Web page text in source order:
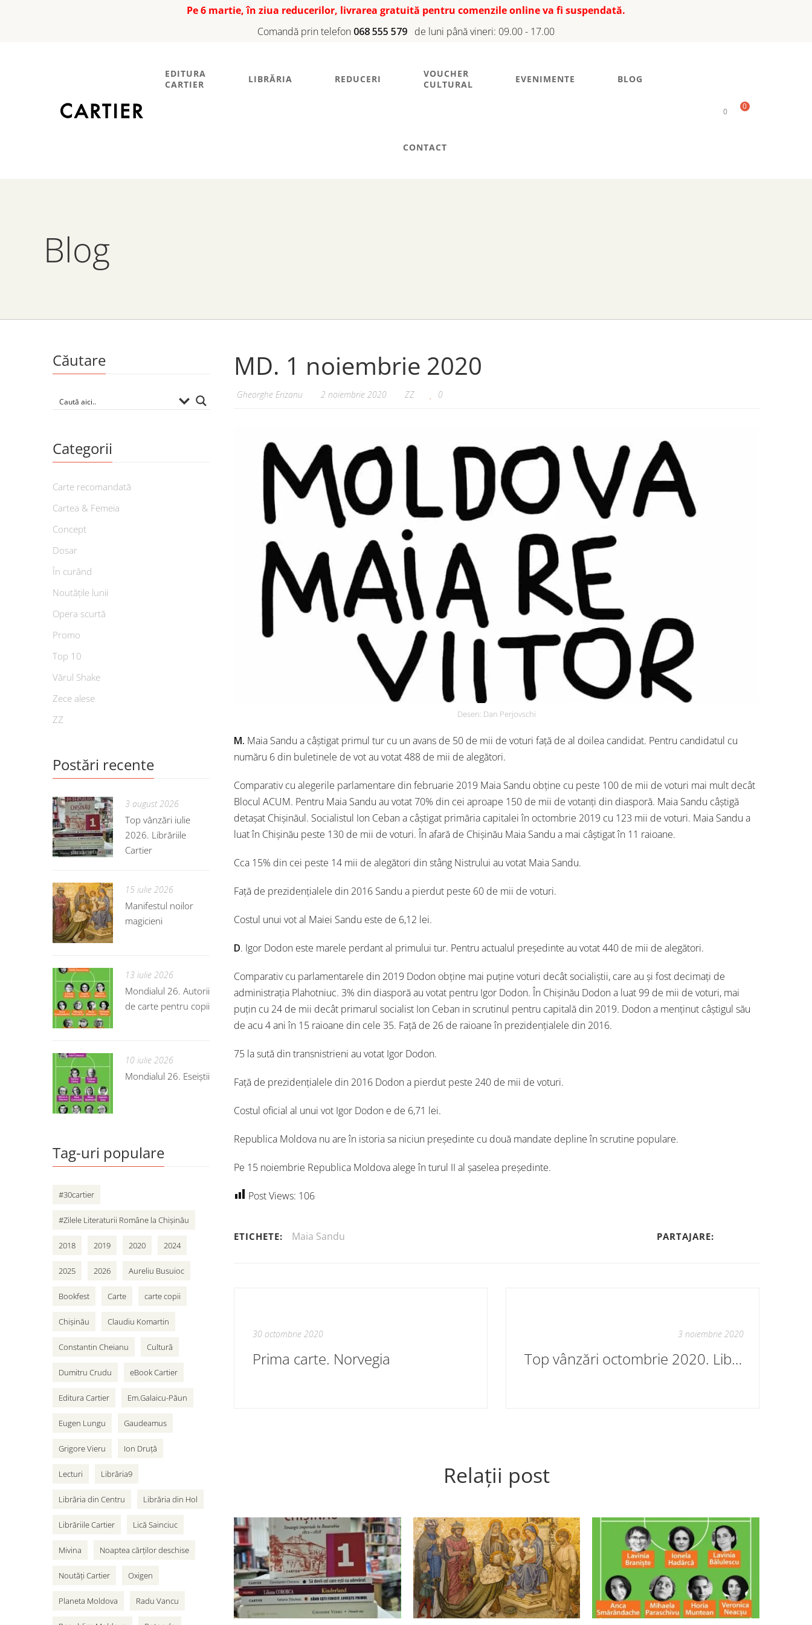
Pe 6 martie, în ziua reducerilor, livrarea gratuită pentru comenzile online va fi suspendată.
Comandă prin telefon 068 555 579 de luni până vineri: 09.00 - 17.00
EDITURA
CARTIER
LIBRĂRIA REDUCERI
VOUCHER
CULTURAL
EVENIMENTE BLOG
CONTACT
0
0
Blog
MD. 1 noiembrie 2020
Gheorghe Erizanu 2 noiembrie 2020 ZZ 0
Desen: Dan Perjovschi
M. Maia Sandu a câștigat primul tur cu un avans de 50 de mii de voturi față de al doilea candidat. Pentru candidatul cu
număru 6 din buletinele de vot au votat 488 de mii de alegători.
Comparativ cu alegerile parlamentare din februarie 2019 Maia Sandu obține cu peste 100 de mii de voturi mai mult decât
Blocul ACUM. Pentru Maia Sandu au votat 70% din cei aproape 150 de mii de votanți din diasporă. Maia Sandu câștigă
detașat Chișinăul. Socialistul Ion Ceban a câștigat primăria capitalei în octombrie 2019 cu 123 mii de voturi. Maia Sandu a
luat în Chișinău peste 130 de mii de voturi. În afară de Chișinău Maia Sandu a mai câștigat în 11 raioane.
Cca 15% din cei peste 14 mii de alegători din stâng Nistrului au votat Maia Sandu.
Față de prezidențialele din 2016 Sandu a pierdut peste 60 de mii de voturi.
Costul unui vot al Maiei Sandu este de 6,12 lei.
D. Igor Dodon este marele perdant al primului tur. Pentru actualul președinte au votat 440 de mii de alegători.
Comparativ cu parlamentarele din 2019 Dodon obține mai puține voturi decât socialiștii, care au și fost decimați de
administrația Plahotniuc. 3% din diasporă au votat pentru Igor Dodon. În Chișinău Dodon a luat 99 de mii de voturi, mai
puțin cu 24 de mii decât primarul socialist Ion Ceban in scrutinul pentru capitală din 2019. Dodon a menținut câștigul său
de acu 4 ani în 15 raioane din cele 35. Față de 26 de raioane în prezidențialele din 2016.
75 la sută din transnistrieni au votat Igor Dodon.
Față de prezidențialele din 2016 Dodon a pierdut peste 240 de mii de voturi.
Costul oficial al unui vot Igor Dodon e de 6,71 lei.
Republica Moldova nu are în istoria sa niciun președinte cu două mandate depline în scrutine populare.
Pe 15 noiembrie Republica Moldova alege în turul II al șaselea președinte.
Post Views: 106
ETICHETE: Maia Sandu PARTAJARE:
30 octombrie 2020
Prima carte. Norvegia
3 noiembrie 2020
Top vânzări octombrie 2020. Librăriile Cartier
Relații post
Căutare
Categorii
Carte recomandată
Cartea & Femeia
Concept
Dosar
În curând
Noutățile lunii
Opera scurtă
Promo
Top 10
Vărul Shake
Zece alese
ZZ
Postări recente
3 august 2026
Top vânzări iulie
2026. Librăriile
Cartier
15 iulie 2026
Manifestul noilor
magicieni
13 iulie 2026
Mondialul 26. Autorii
de carte pentru copii
10 iulie 2026
Mondialul 26. Eseiștii
Tag-uri populare
#30cartier
#Zilele Literaturii Române la Chișinău
2018 2019 2020 2024
2025 2026 Aureliu Busuioc
Bookfest Carte carte copii
Chișinău Claudiu Komartin
Constantin Cheianu Cultură
Dumitru Crudu eBook Cartier
Editura Cartier Em.Galaicu-Păun
Eugen Lungu Gaudeamus
Grigore Vieru Ion Druță
Lecturi Librăria9
Librăria din Centru Librăria din Hol
Librăriile Cartier Lică Sainciuc
Mivina Noaptea cărților deschise
Noutăți Cartier Oxigen
Planeta Moldova Radu Vancu